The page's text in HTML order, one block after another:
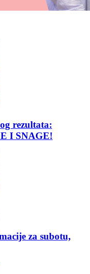
rezultata:
I SNAGE!
za subotu,